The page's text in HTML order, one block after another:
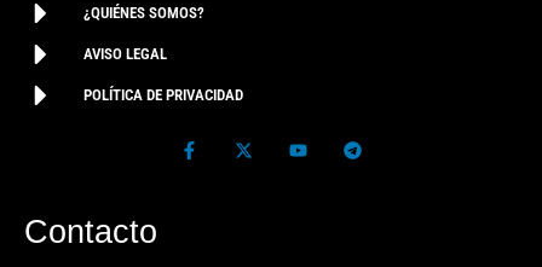
¿QUIÉNES SOMOS?
AVISO LEGAL
POLÍTICA DE PRIVACIDAD
Contacto